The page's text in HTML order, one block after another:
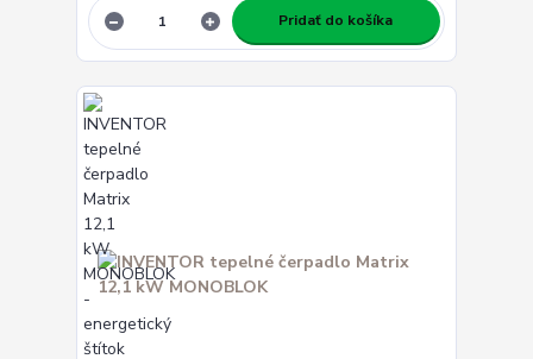
Pridať do košíka